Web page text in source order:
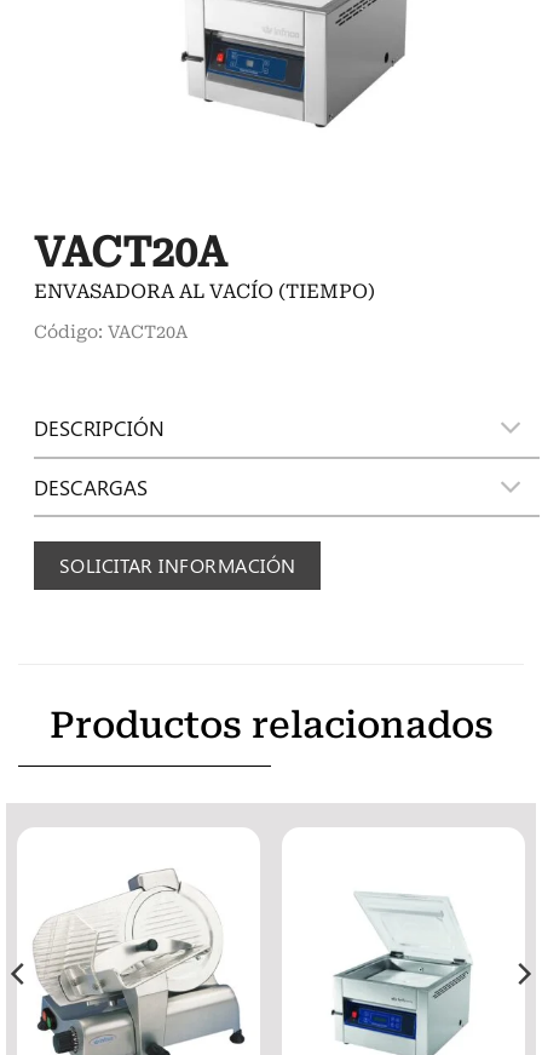
VACT20A
ENVASADORA AL VACÍO (TIEMPO)
Código: VACT20A
DESCRIPCIÓN
DESCARGAS
SOLICITAR INFORMACIÓN
Productos relacionados